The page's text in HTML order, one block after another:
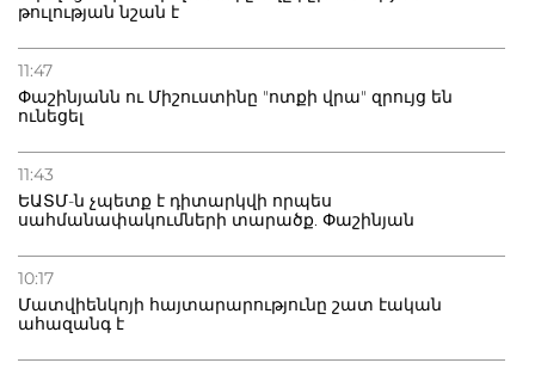
թուլության նշան է
11:47
Փաշինյանն ու Միշուստինը "ոտքի վրա" զրույց են
ունեցել
11:43
ԵԱՏՄ-ն չպետք է դիտարկվի որպես
սահմանափակումների տարածք. Փաշինյան
10:17
Մատվիենկոյի հայտարարությունը շատ էական
ահազանգ է